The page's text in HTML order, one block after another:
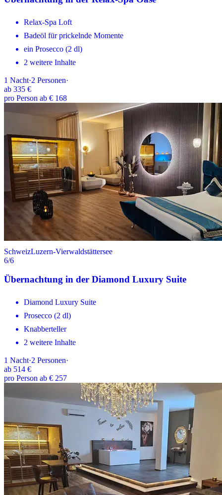
Relax-Spa Loft
Badeöl für prickelnde Momente
ein Prosecco (2 dl)
2 weitere Inhalte
1 Nacht·2 Personen·
ab 335 €
pro Person ab € 168
SchweizLuzern-Vierwaldstättersee
6/6
Übernachtung in der Diamond Luxury Suite
Diamond Luxury Suite
Prosecco (2 dl)
Knabberteller
2 weitere Inhalte
1 Nacht·2 Personen·
ab 514 €
pro Person ab € 257